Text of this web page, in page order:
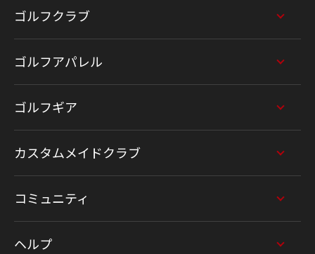
ゴルフクラブ
ゴルフアパレル
ゴルフギア
カスタムメイドクラブ
コミュニティ
ヘルプ